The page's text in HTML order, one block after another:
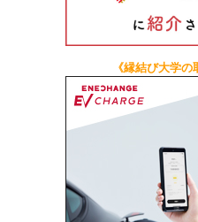
《縁結び大学の